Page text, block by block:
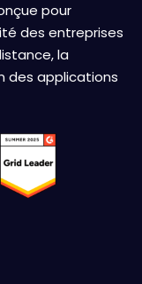
pour
des entreprises
la
des applications